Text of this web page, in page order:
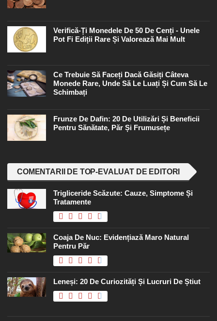
Verifică-Ți Monedele De 50 De Cenți - Unele
Pot Fi Ediții Rare Și Valorează Mai Mult
Ce Trebuie Să Faceți Dacă Găsiți Câteva
Monede Rare, Unde Să Le Luați Și Cum Să Le
Schimbați
Frunze De Dafin: 20 De Utilizări Și Beneficii
Pentru Sănătate, Păr Și Frumusețe
COMENTARII DE TOP-EVALUAT DE EDITORI
Trigliceride Scăzute: Cauze, Simptome Și
Tratamente
Coaja De Nuc: Evidențiază Maro Natural
Pentru Păr
Leneși: 20 De Curiozități Și Lucruri De Știut